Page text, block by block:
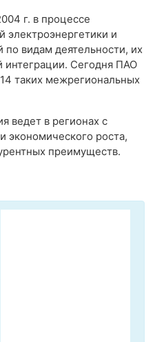
г. в процессе
электроэнергетики и
по видам деятельности, их
Сегодня ПАО
таких межрегиональных
ведет в регионах с
экономического роста,
преимуществ.